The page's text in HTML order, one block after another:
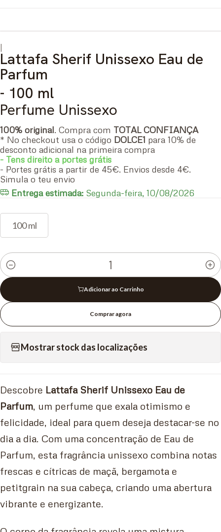
|
Lattafa Sherif Unissexo Eau de
Parfum
- 100 ml
Perfume Unissexo
100% original. Compra com TOTAL CONFIANÇA
* No checkout usa o código DOLCE1 para 10% de
desconto adicional na primeira compra
- Tens direito a portes grátis
- Portes grátis a partir de 45€. Envios desde 4€.
Simula o teu envio
Entrega estimada: Segunda-feira, 10/08/2026
100 ml
Quantidade
Adicionar ao Carrinho
Comprar agora
Mostrar stock das localizações
Descobre Lattafa Sherif Unissexo Eau de
Parfum, um perfume que exala otimismo e
felicidade, ideal para quem deseja destacar-se no
dia a dia. Com uma concentração de Eau de
Parfum, esta fragrância unissexo combina notas
frescas e cítricas de maçã, bergamota e
petitgrain na sua cabeça, criando uma abertura
vibrante e energizante.